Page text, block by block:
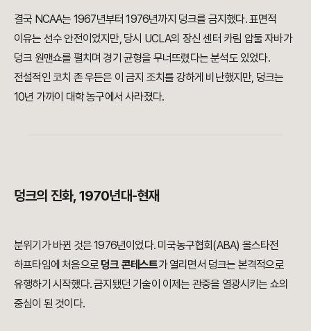
결국 NCAA는 1967년부터 1976년까지 덩크를 금지했다. 표면적
이유는 선수 안전이었지만, 당시 UCLA의 장신 센터 카림 압둘 자바가
덩크 원맨쇼를 펼치며 경기 균형을 무너뜨렸다는 분석도 있었다.
전설적인 코치 존 우든은 이 금지 조치를 강하게 비난했지만, 덩크는
10년 가까이 대학 농구에서 사라졌다.
덩크의 진화, 1970년대-현재
분위기가 바뀐 것은 1976년이었다. 미국농구협회(ABA) 올스타전
하프타임에 처음으로 덩크 콘테스트가 열리면서 덩크는 본격적으로
유행하기 시작했다. 금지됐던 기술이 이제는 관중을 열광시키는 쇼의
중심이 된 것이다.